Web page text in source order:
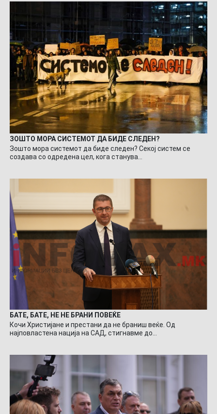
ЗОШТО МОРА СИСТЕМОТ ДА БИДЕ СЛЕДЕН?
Зошто мора системот да биде следен? Секој систем се
создава со одредена цел, кога станува…
БАТЕ, БАТЕ, НЕ НЕ БРАНИ ПОВЕЌЕ
Кочи Христијане и престани да не браниш веќе. Од
најповластена нација на САД, стигнавме до…